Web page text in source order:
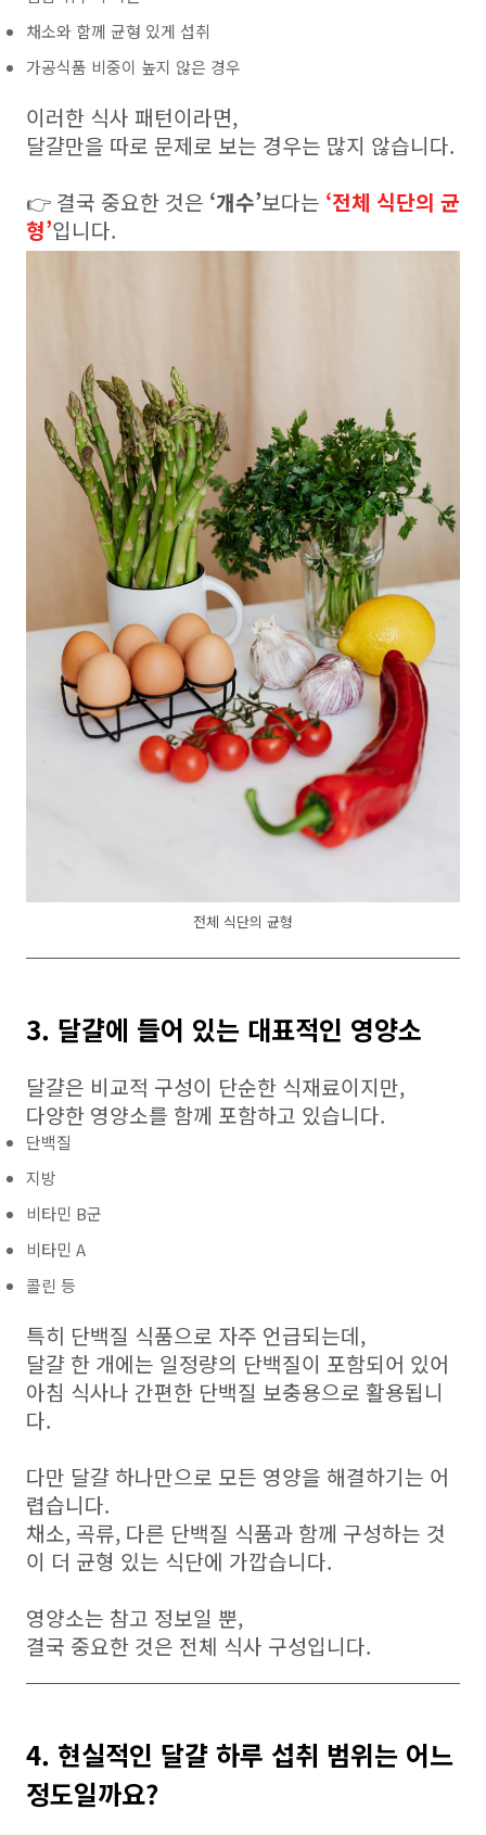
채소와 함께 균형 있게 섭취
가공식품 비중이 높지 않은 경우
이러한 식사 패턴이라면,
달걀만을 따로 문제로 보는 경우는 많지 않습니다.
👉 결국 중요한 것은 ‘개수’보다는 ‘전체 식단의 균
형’입니다.
전체 식단의 균형
3. 달걀에 들어 있는 대표적인 영양소
달걀은 비교적 구성이 단순한 식재료이지만,
다양한 영양소를 함께 포함하고 있습니다.
단백질
지방
비타민 B군
비타민 A
콜린 등
특히 단백질 식품으로 자주 언급되는데,
달걀 한 개에는 일정량의 단백질이 포함되어 있어
아침 식사나 간편한 단백질 보충용으로 활용됩니
다.
다만 달걀 하나만으로 모든 영양을 해결하기는 어
렵습니다.
채소, 곡류, 다른 단백질 식품과 함께 구성하는 것
이 더 균형 있는 식단에 가깝습니다.
영양소는 참고 정보일 뿐,
결국 중요한 것은 전체 식사 구성입니다.
4. 현실적인 달걀 하루 섭취 범위는 어느
정도일까요?